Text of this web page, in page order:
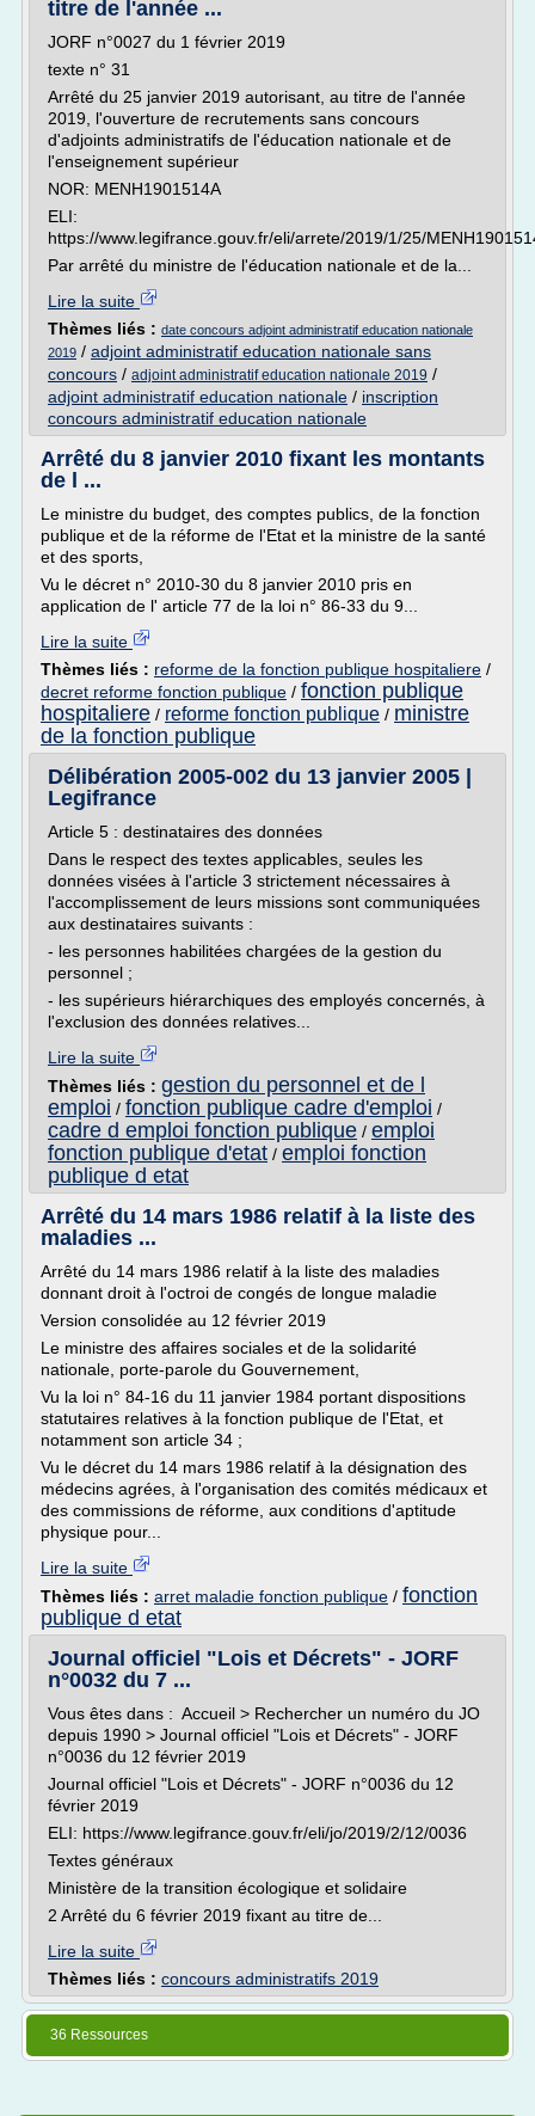
titre de l'année ...
JORF n°0027 du 1 février 2019
texte n° 31
Arrêté du 25 janvier 2019 autorisant, au titre de l'année
2019, l'ouverture de recrutements sans concours
d'adjoints administratifs de l'éducation nationale et de
l'enseignement supérieur
NOR: MENH1901514A
ELI:
https://www.legifrance.gouv.fr/eli/arrete/2019/1/25/
Par arrêté du ministre de l'éducation nationale et de la...
Lire la suite
Thèmes liés : date concours adjoint administratif education nationale
2019 / adjoint administratif education nationale sans
concours / adjoint administratif education nationale 2019 /
adjoint administratif education nationale / inscription
concours administratif education nationale
Arrêté du 8 janvier 2010 fixant les montants
de l ...
Le ministre du budget, des comptes publics, de la fonction
publique et de la réforme de l'Etat et la ministre de la santé
et des sports,
Vu le décret n° 2010-30 du 8 janvier 2010 pris en
application de l' article 77 de la loi n° 86-33 du 9...
Lire la suite
Thèmes liés : reforme de la fonction publique hospitaliere /
decret reforme fonction publique / fonction publique
hospitaliere / reforme fonction publique / ministre
de la fonction publique
Délibération 2005-002 du 13 janvier 2005 |
Legifrance
Article 5 : destinataires des données
Dans le respect des textes applicables, seules les
données visées à l'article 3 strictement nécessaires à
l'accomplissement de leurs missions sont communiquées
aux destinataires suivants :
- les personnes habilitées chargées de la gestion du
personnel ;
- les supérieurs hiérarchiques des employés concernés, à
l'exclusion des données relatives...
Lire la suite
Thèmes liés : gestion du personnel et de l
emploi / fonction publique cadre d'emploi /
cadre d emploi fonction publique / emploi
fonction publique d'etat / emploi fonction
publique d etat
Arrêté du 14 mars 1986 relatif à la liste des
maladies ...
Arrêté du 14 mars 1986 relatif à la liste des maladies
donnant droit à l'octroi de congés de longue maladie
Version consolidée au 12 février 2019
Le ministre des affaires sociales et de la solidarité
nationale, porte-parole du Gouvernement,
Vu la loi n° 84-16 du 11 janvier 1984 portant dispositions
statutaires relatives à la fonction publique de l'Etat, et
notamment son article 34 ;
Vu le décret du 14 mars 1986 relatif à la désignation des
médecins agrées, à l'organisation des comités médicaux et
des commissions de réforme, aux conditions d'aptitude
physique pour...
Lire la suite
Thèmes liés : arret maladie fonction publique / fonction
publique d etat
Journal officiel "Lois et Décrets" - JORF
n°0032 du 7 ...
Vous êtes dans : Accueil > Rechercher un numéro du JO
depuis 1990 > Journal officiel "Lois et Décrets" - JORF
n°0036 du 12 février 2019
Journal officiel "Lois et Décrets" - JORF n°0036 du 12
février 2019
ELI: https://www.legifrance.gouv.fr/eli/jo/2019/2/12/0036
Textes généraux
Ministère de la transition écologique et solidaire
2 Arrêté du 6 février 2019 fixant au titre de...
Lire la suite
Thèmes liés : concours administratifs 2019
36 Ressources